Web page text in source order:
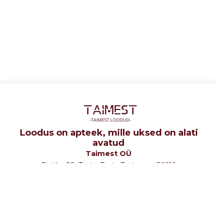
Loodus on apteek, mille uksed on alati
avatud
Taimest OÜ
Ristiku 29, Tartu, Tartu Tartumaa 50110